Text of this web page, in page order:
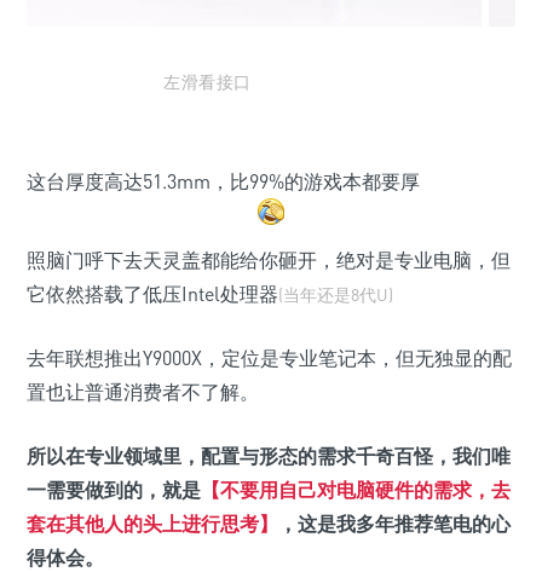
左滑看接口
这台厚度高达51.3mm，比99%的游戏本都要厚
照脑门呼下去天灵盖都能给你砸开，绝对是专业电脑，但
它依然搭载了低压Intel处理器(当年还是8代U)
去年联想推出Y9000X，定位是专业笔记本，但无独显的配
置也让普通消费者不了解。
所以在专业领域里，配置与形态的需求千奇百怪，我们唯
一需要做到的，就是 【不要用自己对电脑硬件的需求，去
套在其他人的头上进行思考】
，这是我多年推荐笔电的心
得体会。